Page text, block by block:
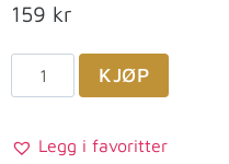
159 kr
KJØP
Legg i favoritter